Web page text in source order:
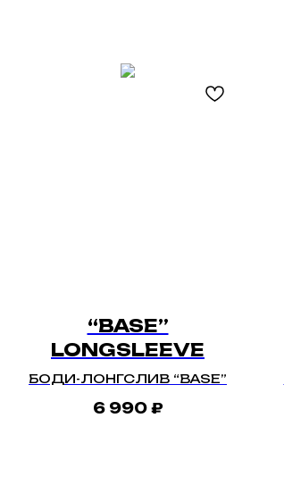
“BASE”
LONGSLEEVE
БОДИ-ЛОНГСЛИВ “BASE”
6 990 ₽